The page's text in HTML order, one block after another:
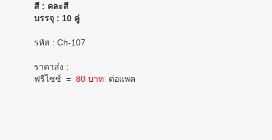
สี : คละสี
บรรจุ : 10 คู่
รหัส : Ch-107
ราคาส่ง :
ฟรีไซซ์ = 80 บาท ต่อแพค